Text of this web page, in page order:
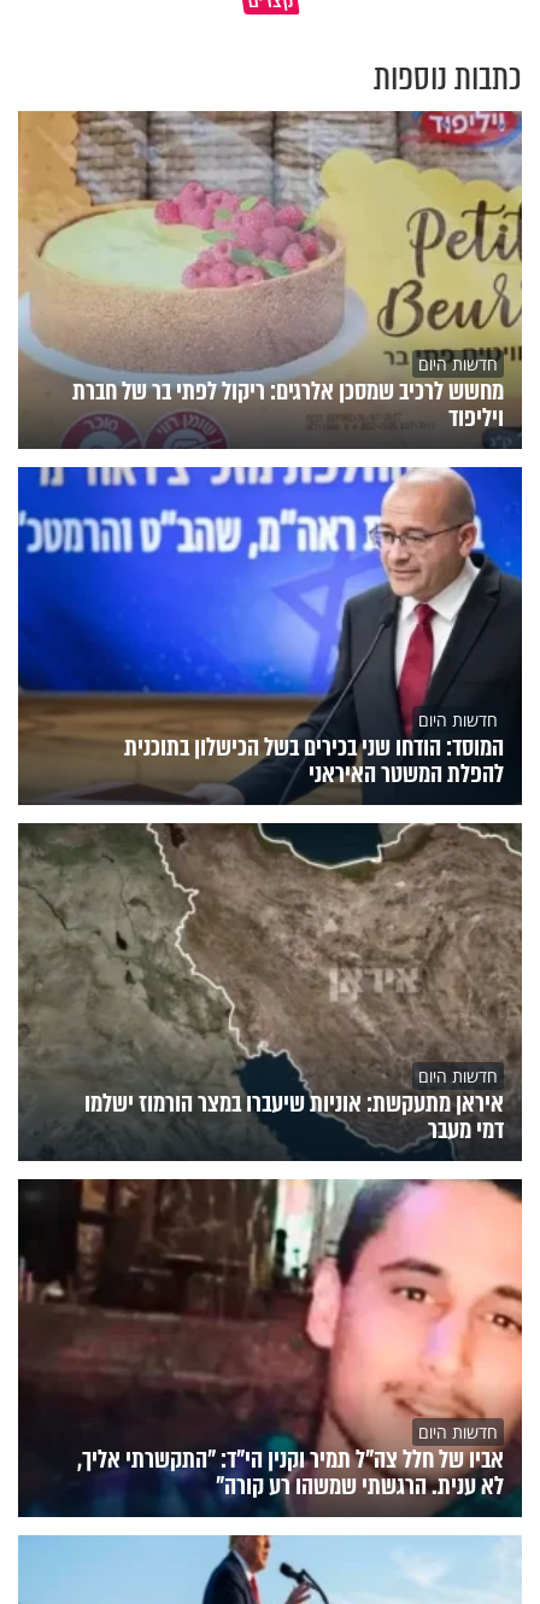
כתבות נוספות
חדשות היום
מחשש לרכיב שמסכן אלרגים: ריקול לפתי בר של חברת
ויליפוד
חדשות היום
המוסד: הודחו שני בכירים בשל הכישלון בתוכנית
להפלת המשטר האיראני
חדשות היום
איראן מתעקשת: אוניות שיעברו במצר הורמוז ישלמו
דמי מעבר
חדשות היום
אביו של חלל צה"ל תמיר וקנין הי"ד: "התקשרתי אליך,
לא ענית. הרגשתי שמשהו רע קורה"